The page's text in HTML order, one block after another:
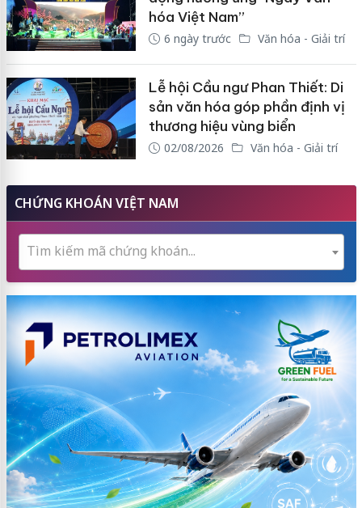
hóa Việt Nam”
6 ngày trước Văn hóa - Giải trí
Lễ hội Cầu ngư Phan Thiết: Di
sản văn hóa góp phần định vị
thương hiệu vùng biển
02/08/2026 Văn hóa - Giải trí
CHỨNG KHOÁN VIỆT NAM
Tìm kiếm mã chứng khoán...